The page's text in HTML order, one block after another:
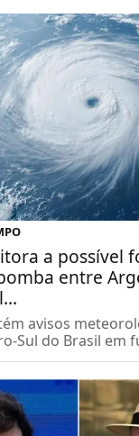
a possível
entre
avisos
Sul do Brasil em